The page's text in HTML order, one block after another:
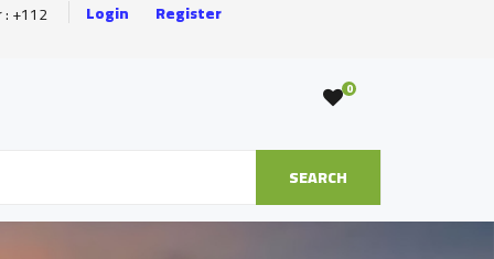
: +112 Login Register
0
SEARCH